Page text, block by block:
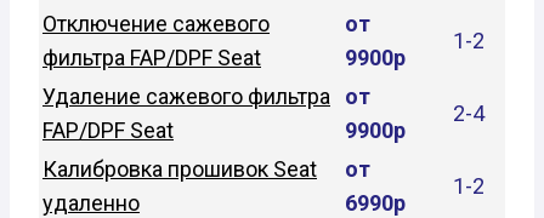
Отключение сажевого
фильтра FAP/DPF Seat
от
9900р
1-2
Удаление сажевого фильтра
FAP/DPF Seat
от
9900р
2-4
Калибровка прошивок Seat
удаленно
от
6990р
1-2